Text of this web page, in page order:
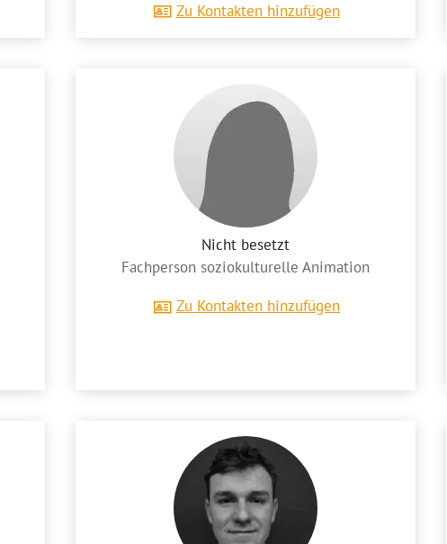
Zu Kontakten hinzufügen
Nicht besetzt
Fachperson soziokulturelle Animation
Zu Kontakten hinzufügen